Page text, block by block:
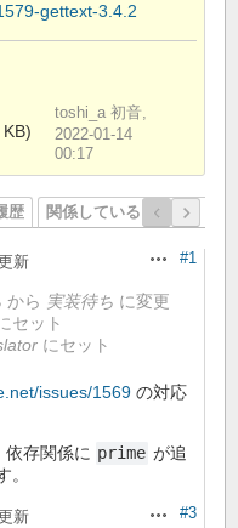
gettext-3.4.2
toshi_a 初音,
2022-01-14
00:17
歴 関係しているリビジョン
操作#1
新
から 実装待ち に変更
セット
にセット
issues/1569 の対応
存関係に prime が追
。
操作#3
新